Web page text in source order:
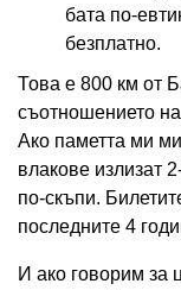
бата по-
безплатно.
Това е 800 км от
съотношението
Ако паметта ми
влакове излизат
по-скъпи.
последните 4
И ако говорим за